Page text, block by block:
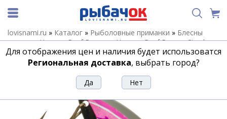
lovisnami.ru » Каталог » Рыболовные приманки » Блесны
летние»Цикады Reef Runner»Цикады Reef Runner Cicada
3/8»Цикада REEF RUNNER CICADA 3/8 BN/P
Цикада REEF RUNNER CICADA 3/8 BN/P
Для отображения цен и наличия будет использоватся
Региональная доставка, выбрать город?